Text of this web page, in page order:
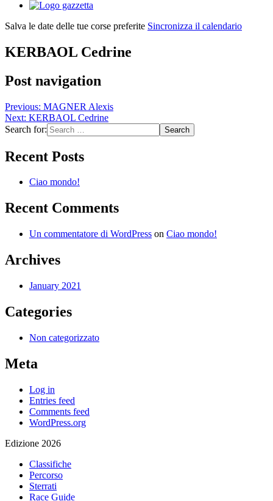
Salva le date delle tue corse preferite Sincronizza il calendario
KERBAOL Cedrine
Post navigation
Previous: MAGNER Alexis
Next: KERBAOL Cedrine
Search for:
Recent Posts
Ciao mondo!
Recent Comments
Un commentatore di WordPress on Ciao mondo!
Archives
January 2021
Categories
Non categorizzato
Meta
Log in
Entries feed
Comments feed
WordPress.org
Edizione 2026
Classifiche
Percorso
Sterrati
Race Guide